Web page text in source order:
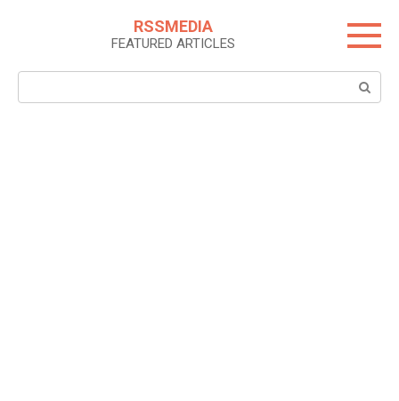
RSSMEDIA
FEATURED ARTICLES
Search: